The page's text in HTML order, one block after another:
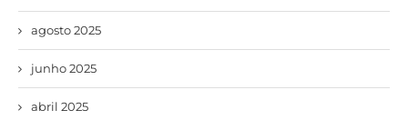
agosto 2025
junho 2025
abril 2025